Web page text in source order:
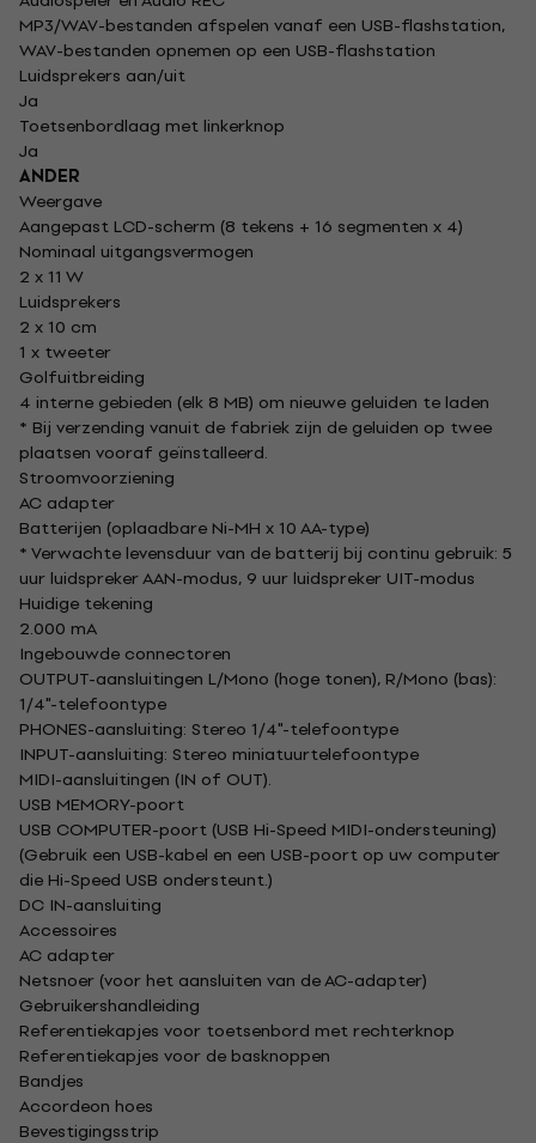
MP3/WAV-bestanden afspelen vanaf een USB-flashstation,
WAV-bestanden opnemen op een USB-flashstation
Luidsprekers aan/uit
Ja
Toetsenbordlaag met linkerknop
Ja
ANDER
Weergave
Aangepast LCD-scherm (8 tekens + 16 segmenten x 4)
Nominaal uitgangsvermogen
2 x 11 W
Luidsprekers
2 x 10 cm
1 x tweeter
Golfuitbreiding
4 interne gebieden (elk 8 MB) om nieuwe geluiden te laden
* Bij verzending vanuit de fabriek zijn de geluiden op twee
plaatsen vooraf geïnstalleerd.
Stroomvoorziening
AC adapter
Batterijen (oplaadbare Ni-MH x 10 AA-type)
* Verwachte levensduur van de batterij bij continu gebruik: 5
uur luidspreker AAN-modus, 9 uur luidspreker UIT-modus
Huidige tekening
2.000 mA
Ingebouwde connectoren
OUTPUT-aansluitingen L/Mono (hoge tonen), R/Mono (bas):
1/4"-telefoontype
PHONES-aansluiting: Stereo 1/4"-telefoontype
INPUT-aansluiting: Stereo miniatuurtelefoontype
MIDI-aansluitingen (IN of OUT).
USB MEMORY-poort
USB COMPUTER-poort (USB Hi-Speed ​​MIDI-ondersteuning)
(Gebruik een USB-kabel en een USB-poort op uw computer
die Hi-Speed ​​USB ondersteunt.)
DC IN-aansluiting
Accessoires
AC adapter
Netsnoer (voor het aansluiten van de AC-adapter)
Gebruikershandleiding
Referentiekapjes voor toetsenbord met rechterknop
Referentiekapjes voor de basknoppen
Bandjes
Accordeon hoes
Bevestigingsstrip